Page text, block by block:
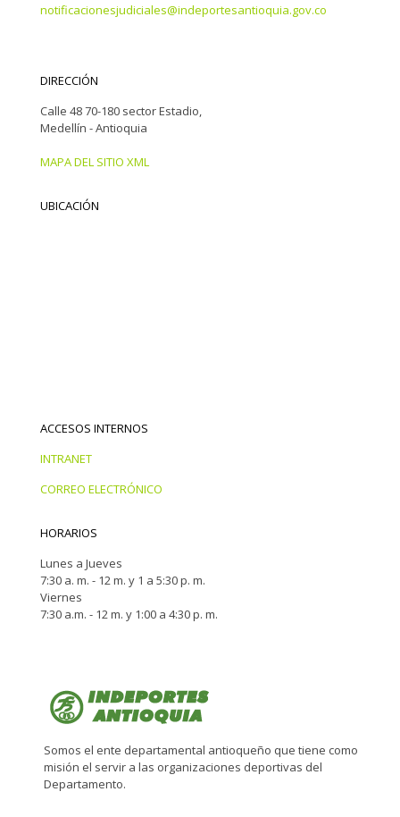
notificacionesjudiciales@indeportesantioquia.gov.co
DIRECCIÓN
Calle 48 70-180 sector Estadio,
Medellín - Antioquia
MAPA DEL SITIO XML
UBICACIÓN
ACCESOS INTERNOS
INTRANET
CORREO ELECTRÓNICO
HORARIOS
Lunes a Jueves
7:30 a. m. - 12 m. y 1 a 5:30 p. m.
Viernes
7:30 a.m. - 12 m. y 1:00 a 4:30 p. m.
Somos el ente departamental antioqueño que tiene como
misión el servir a las organizaciones deportivas del
Departamento.